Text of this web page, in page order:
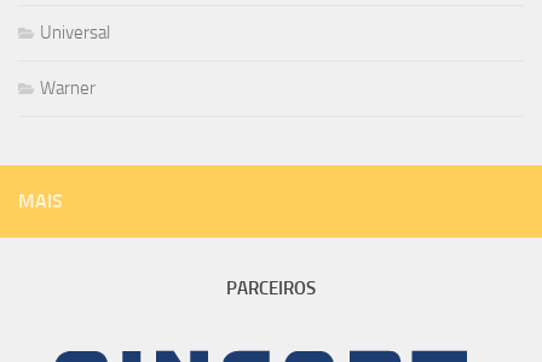
Universal
Warner
MAIS
PARCEIROS